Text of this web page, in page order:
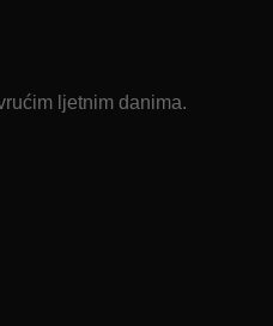
ljetnim danima.